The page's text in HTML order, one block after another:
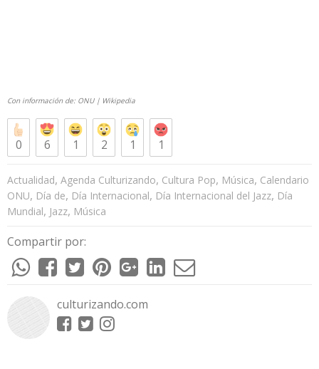
Con información de: ONU | Wikipedia
0 6 1 2 1 1
Actualidad, Agenda Culturizando, Cultura Pop, Música, Calendario
ONU, Día de, Día Internacional, Día Internacional del Jazz, Día
Mundial, Jazz, Música
Compartir por:
culturizando.com